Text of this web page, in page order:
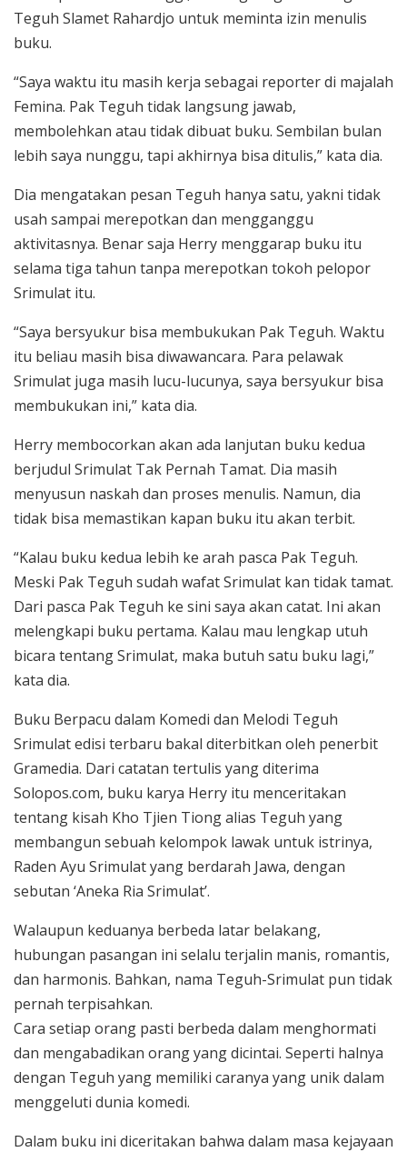
Teguh Slamet Rahardjo untuk meminta izin menulis
buku.
“Saya waktu itu masih kerja sebagai reporter di majalah
Femina. Pak Teguh tidak langsung jawab,
membolehkan atau tidak dibuat buku. Sembilan bulan
lebih saya nunggu, tapi akhirnya bisa ditulis,” kata dia.
Dia mengatakan pesan Teguh hanya satu, yakni tidak
usah sampai merepotkan dan mengganggu
aktivitasnya. Benar saja Herry menggarap buku itu
selama tiga tahun tanpa merepotkan tokoh pelopor
Srimulat itu.
“Saya bersyukur bisa membukukan Pak Teguh. Waktu
itu beliau masih bisa diwawancara. Para pelawak
Srimulat juga masih lucu-lucunya, saya bersyukur bisa
membukukan ini,” kata dia.
Herry membocorkan akan ada lanjutan buku kedua
berjudul Srimulat Tak Pernah Tamat. Dia masih
menyusun naskah dan proses menulis. Namun, dia
tidak bisa memastikan kapan buku itu akan terbit.
“Kalau buku kedua lebih ke arah pasca Pak Teguh.
Meski Pak Teguh sudah wafat Srimulat kan tidak tamat.
Dari pasca Pak Teguh ke sini saya akan catat. Ini akan
melengkapi buku pertama. Kalau mau lengkap utuh
bicara tentang Srimulat, maka butuh satu buku lagi,”
kata dia.
Buku Berpacu dalam Komedi dan Melodi Teguh
Srimulat edisi terbaru bakal diterbitkan oleh penerbit
Gramedia. Dari catatan tertulis yang diterima
Solopos.com, buku karya Herry itu menceritakan
tentang kisah Kho Tjien Tiong alias Teguh yang
membangun sebuah kelompok lawak untuk istrinya,
Raden Ayu Srimulat yang berdarah Jawa, dengan
sebutan ‘Aneka Ria Srimulat’.
Walaupun keduanya berbeda latar belakang,
hubungan pasangan ini selalu terjalin manis, romantis,
dan harmonis. Bahkan, nama Teguh-Srimulat pun tidak
pernah terpisahkan.
Cara setiap orang pasti berbeda dalam menghormati
dan mengabadikan orang yang dicintai. Seperti halnya
dengan Teguh yang memiliki caranya yang unik dalam
menggeluti dunia komedi.
Dalam buku ini diceritakan bahwa dalam masa kejayaan